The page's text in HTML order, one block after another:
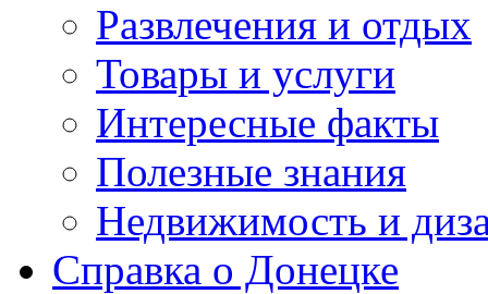
Развлечения и отдых
Товары и услуги
Интересные факты
Полезные знания
Недвижимость и
Справка о Донецке